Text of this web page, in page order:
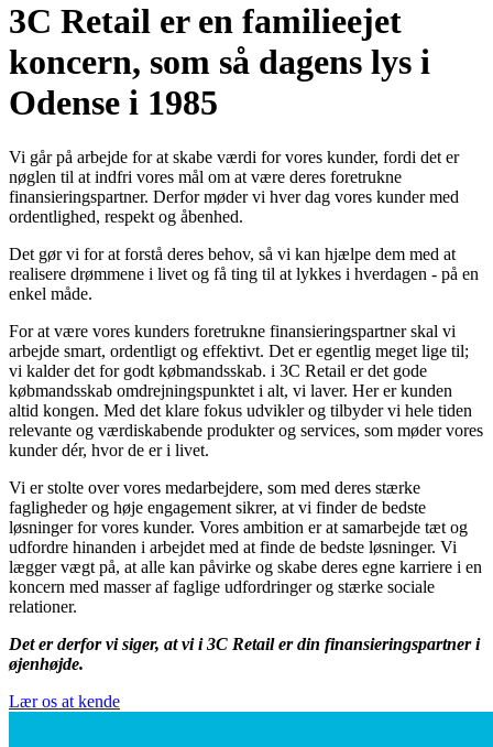
3C Retail er en familieejet
koncern, som så dagens lys i
Odense i 1985
Vi går på arbejde for at skabe værdi for vores kunder, fordi det er
nøglen til at indfri vores mål om at være deres foretrukne
finansieringspartner. Derfor møder vi hver dag vores kunder med
ordentlighed, respekt og åbenhed.
Det gør vi for at forstå deres behov, så vi kan hjælpe dem med at
realisere drømmene i livet og få ting til at lykkes i hverdagen - på en
enkel måde.
For at være vores kunders foretrukne finansieringspartner skal vi
arbejde smart, ordentligt og effektivt. Det er egentlig meget lige til;
vi kalder det for godt købmandsskab. i 3C Retail er det gode
købmandsskab omdrejningspunktet i alt, vi laver. Her er kunden
altid kongen. Med det klare fokus udvikler og tilbyder vi hele tiden
relevante og værdiskabende produkter og services, som møder vores
kunder dér, hvor de er i livet.
Vi er stolte over vores medarbejdere, som med deres stærke
fagligheder og høje engagement sikrer, at vi finder de bedste
løsninger for vores kunder. Vores ambition er at samarbejde tæt og
udfordre hinanden i arbejdet med at finde de bedste løsninger. Vi
lægger vægt på, at alle kan påvirke og skabe deres egne karriere i en
koncern med masser af faglige udfordringer og stærke sociale
relationer.
Det er derfor vi siger, at vi i 3C Retail er din finansieringspartner i
øjenhøjde.
Lær os at kende